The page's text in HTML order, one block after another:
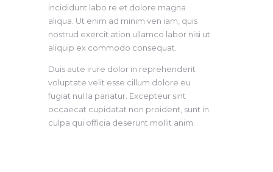
incididunt labo re et dolore magna
aliqua. Ut enim ad minim ven iam, quis
nostrud exercit ation ullamco labor nisi ut
aliquip ex commodo consequat.
Duis aute irure dolor in reprehenderit
voluptate velit esse cillum dolore eu
fugiat nul la pariatur. Excepteur sint
occaecat cupidatat non proident, sunt in
culpa qui officia deserunt mollit anim.